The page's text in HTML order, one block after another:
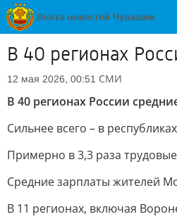
В 40 регионах
12 мая 2026, 00:51 СМИ
В 40 регионах России
Сильнее всего – в
Примерно в 3,3 раза
Средние зарплаты жителей
В 11 регионах, включая